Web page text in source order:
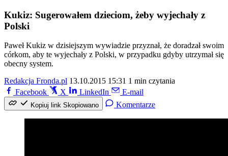
Kukiz: Sugerowałem dzieciom, żeby wyjechały z
Polski
Paweł Kukiz w dzisiejszym wywiadzie przyznał, że doradzał swoim
córkom, aby te wyjechały z Polski, w przypadku gdyby utrzymał się
obecny system.
Redakcja Fronda.pl 13.10.2015 15:31 1 min czytania
Facebook
X LinkedIn E-mail
Kopiuj link Skopiowano Komentarze